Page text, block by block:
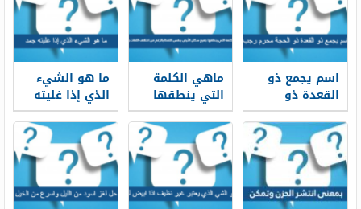
اسم يجمع ذو
القعدة ذو
الحجة محرم
رجب الاشهر من
5 حروف
ماهي الكلمة
التي ينطقها
جميع سكان
الأرض بنفس
اللفظ بالرغم
من اختلاف
اللغات
واللهجات
ما هو الشيء
الذي إذا غليته
جمد